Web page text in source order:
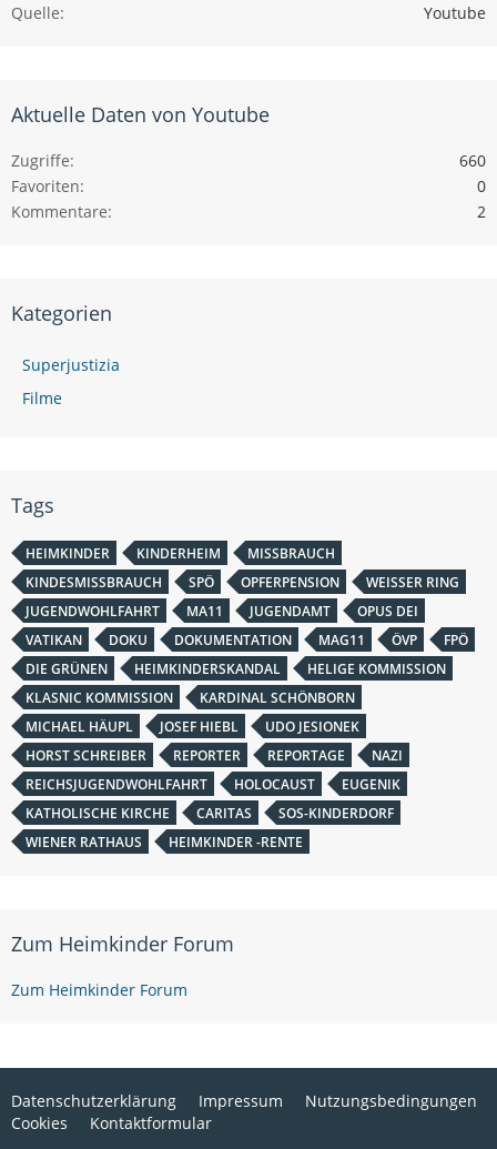
Quelle
Youtube
Aktuelle Daten von Youtube
Zugriffe
660
Favoriten
0
Kommentare
2
Kategorien
Superjustizia
Filme
Tags
HEIMKINDER KINDERHEIM
MISSBRAUCH
KINDESMISSBRAUCH
SPÖ OPFERPENSION
WEISSER RING
JUGENDWOHLFAHRT
MA11 JUGENDAMT
OPUS DEI
VATIKAN
DOKU DOKUMENTATION MAG11 ÖVP
FPÖ
DIE GRÜNEN
HEIMKINDERSKANDAL
HELIGE KOMMISSION
KLASNIC KOMMISSION
KARDINAL SCHÖNBORN
MICHAEL HÄUPL
JOSEF HIEBL
UDO JESIONEK
HORST SCHREIBER
REPORTER REPORTAGE
NAZI
REICHSJUGENDWOHLFAHRT
HOLOCAUST
EUGENIK
KATHOLISCHE KIRCHE
CARITAS
SOS-KINDERDORF
WIENER RATHAUS
HEIMKINDER -RENTE
Zum Heimkinder Forum
Zum Heimkinder Forum
Datenschutzerklärung Impressum
Nutzungsbedingungen
Cookies
Kontaktformular